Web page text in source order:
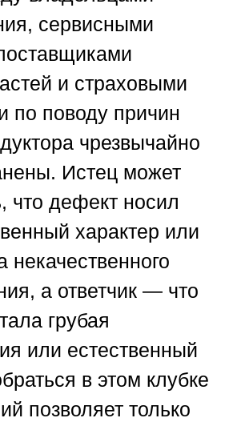
сервисными
и страховыми
по поводу причин
чрезвычайно
Истец может
что дефект носил
характер или
некачественного
а ответчик — что
грубая
или естественный
в этом клубке
позволяет только